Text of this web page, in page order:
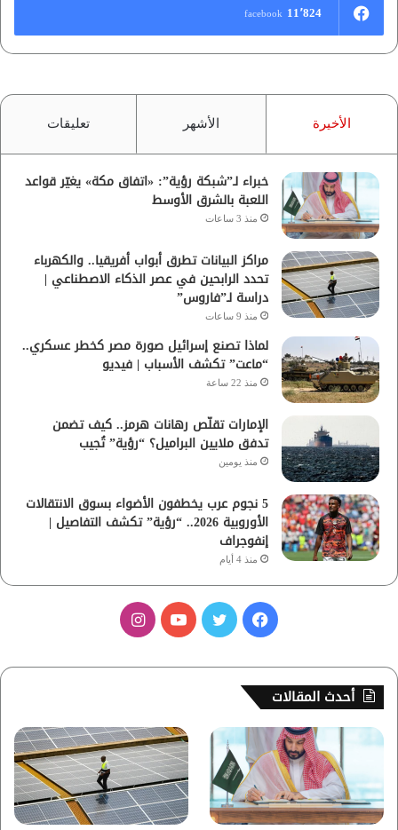
11٬824 facebook
الأخيرة الأشهر تعليقات
خبراء لـ”شبكة رؤية”: «اتفاق مكة» يغيّر قواعد
اللعبة بالشرق الأوسط
منذ 3 ساعات
مراكز البيانات تطرق أبواب أفريقيا.. والكهرباء
تحدد الرابحين في عصر الذكاء الاصطناعي |
دراسة لـ”فاروس”
منذ 9 ساعات
لماذا تصنع إسرائيل صورة مصر كخطر عسكري..
“ماعت” تكشف الأسباب | فيديو
منذ 22 ساعة
الإمارات تقلّص رهانات هرمز.. كيف تضمن
تدفق ملايين البراميل؟ “رؤية” تُجيب
منذ يومين
5 نجوم عرب يخطفون الأضواء بسوق الانتقالات
الأوروبية 2026.. “رؤية” تكشف التفاصيل |
إنفوجراف
منذ 4 أيام
س
ب
و
ك
ي
و
ب
ت
ق
ر
أحدث المقالات